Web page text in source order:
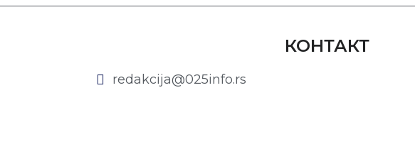
КОНТАКТ
redakcija@025info.rs